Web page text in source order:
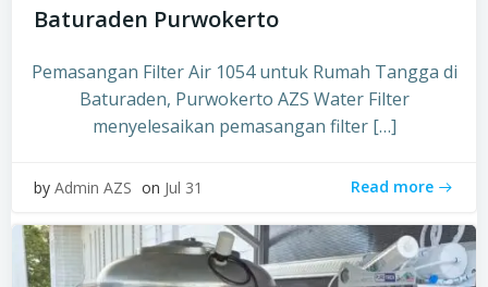
Baturaden Purwokerto
Pemasangan Filter Air 1054 untuk Rumah Tangga di
Baturaden, Purwokerto AZS Water Filter
menyelesaikan pemasangan filter […]
by Admin AZS on Jul 31 Read more